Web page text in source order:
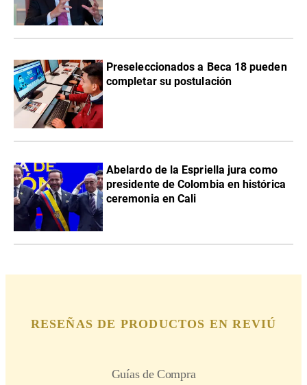
Preseleccionados a Beca 18 pueden
completar su postulación
Abelardo de la Espriella jura como
presidente de Colombia en histórica
ceremonia en Cali